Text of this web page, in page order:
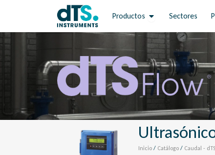
Productos Open Productos
Sectores
Inicio / Catálogo / Caudal -